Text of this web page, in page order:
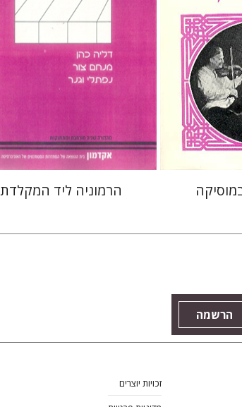
מודפס
הרמוניה ליד המקלדת
הרשמה
זכויות יוצרים